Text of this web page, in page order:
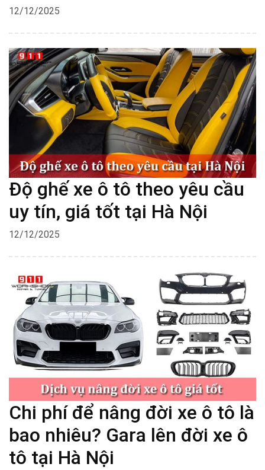
12/12/2025
Độ ghế xe ô tô theo yêu cầu
uy tín, giá tốt tại Hà Nội
12/12/2025
Chi phí để nâng đời xe ô tô là
bao nhiêu? Gara lên đời xe ô
tô tại Hà Nội